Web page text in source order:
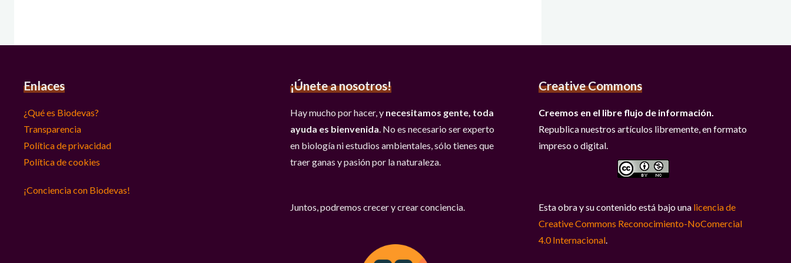
Enlaces
¿Qué es Biodevas?
Transparencia
Política de privacidad
Política de cookies
¡Conciencia con Biodevas!
¡Únete a nosotros!
Hay mucho por hacer, y necesitamos gente, toda
ayuda es bienvenida . No es necesario ser experto
en biología ni estudios ambientales, sólo tienes que
traer ganas y pasión por la naturaleza.
Juntos, podremos crecer y crear conciencia.
Creative Commons
Creemos en el libre flujo de información.
Republica nuestros artículos libremente, en formato
impreso o digital.
Esta obra y su contenido está bajo una licencia de
Creative Commons Reconocimiento-NoComercial
4.0 Internacional.